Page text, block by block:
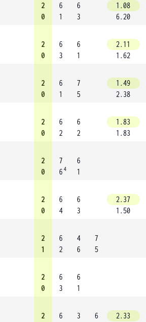
2
0
6
1
6
3
1.08
6.20
2
0
6
3
6
1
2.11
1.62
2
0
6
1
7
5
1.49
2.38
2
0
6
2
6
2
1.83
1.83
2
0
7
64
6
1
2
0
6
4
6
3
2.37
1.50
2
1
6
2
4
6
7
5
2
0
6
3
6
1
2
6
3
6
2.33